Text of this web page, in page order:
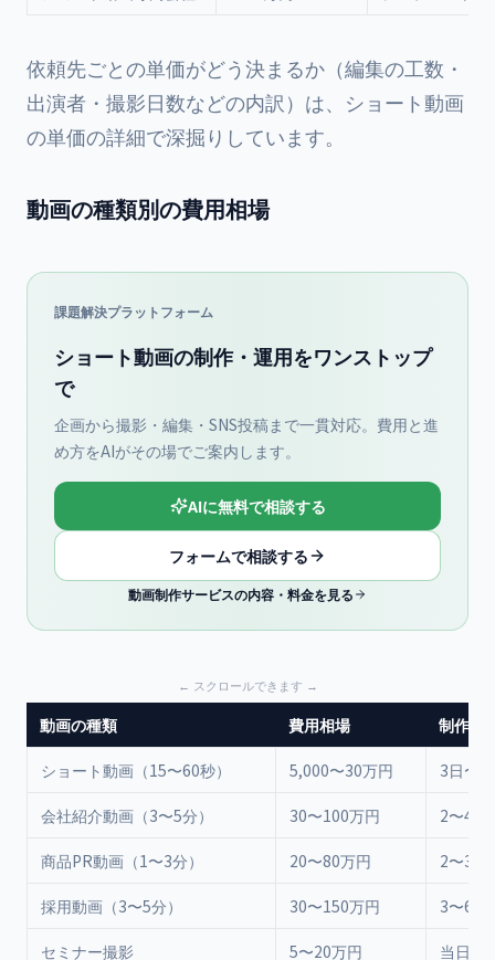
依頼先ごとの単価がどう決まるか（編集の工数・
出演者・撮影日数などの内訳）は、 ショート動画
の単価の詳細で深掘りしています。
動画の種類別の費用相場
課題解決プラットフォーム
ショート動画の制作・運用をワンストップ
で
企画から撮影・編集・SNS投稿まで一貫対応。費用と進
め方をAIがその場でご案内します。
AIに無料で相談する
フォームで相談する
動画制作サービスの内容・料金を見る
動画の種類 費用相場 制作期
ショート動画（15〜60秒） 5,000〜30万円 3日〜2
会社紹介動画（3〜5分） 30〜100万円 2〜4週
商品PR動画（1〜3分） 20〜80万円 2〜3週
採用動画（3〜5分） 30〜150万円 3〜6週
セミナー撮影 5〜20万円 当日〜